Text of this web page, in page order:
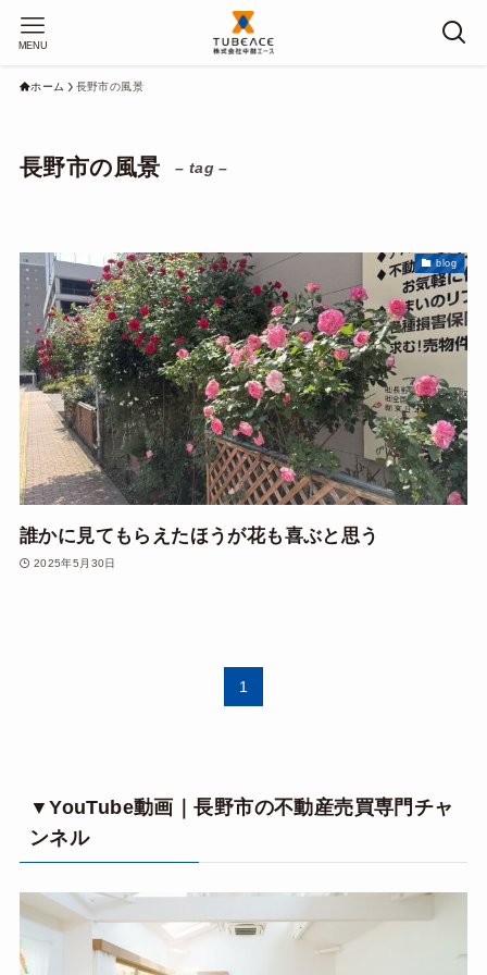
MENU
ホーム 長野市の風景
長野市の風景 – tag –
blog
誰かに見てもらえたほうが花も喜ぶと思う
2025年5月30日
1
▼YouTube動画｜長野市の不動産売買専門チャ
ンネル